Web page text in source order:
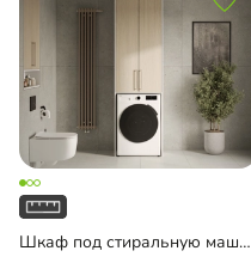
Шкаф под стиральную машину Тосса-1